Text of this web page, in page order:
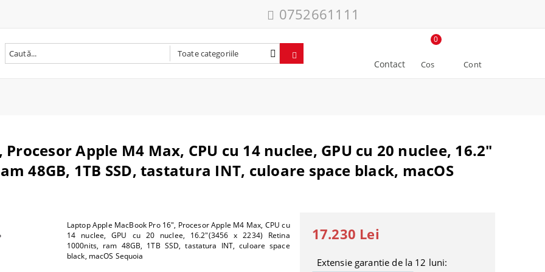
0752661111
Contact Cos
0
Cont
/ Rucsac laptop
laptop
pentru tableta
multifunctionala
inkjet
termica
compatibile
- video
si accesorii
si tastatura
Apple M4 Max, CPU cu 14 nuclee, GPU cu 20 nuclee, 16.2"
48GB, 1TB SSD, tastatura INT, culoare space black, macOS
Laptop Apple MacBook Pro 16", Procesor Apple M4 Max, CPU cu
14 nuclee, GPU cu 20 nuclee, 16.2"(3456 x 2234) Retina
1000nits, ram 48GB, 1TB SSD, tastatura INT, culoare space
black, macOS Sequoia
17.230 Lei
Extensie garantie de la 12 luni: